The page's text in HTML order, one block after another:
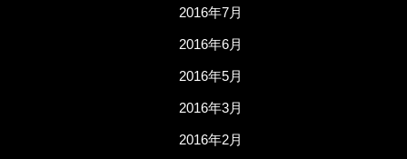
2016年7月
2016年6月
2016年5月
2016年3月
2016年2月